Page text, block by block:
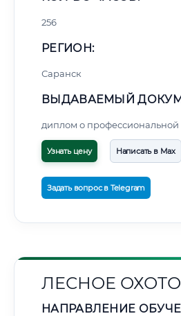
256
РЕГИОН:
Саранск
ВЫДАВАЕМЫЙ
диплом о профессиональной
Узнать цену Написать в Max
Задать вопрос в Telegram
ЛЕСНОЕ
НАПРАВЛЕНИЕ